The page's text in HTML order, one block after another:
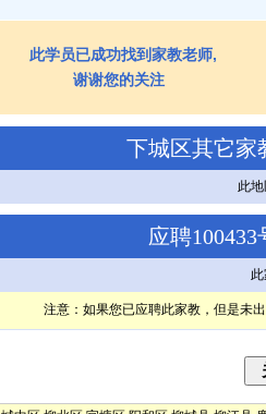
此学员已成功找到家教老师,
谢谢您的关注
下城区其它家
此
应聘
注意：如果您已应聘此家教，但是未